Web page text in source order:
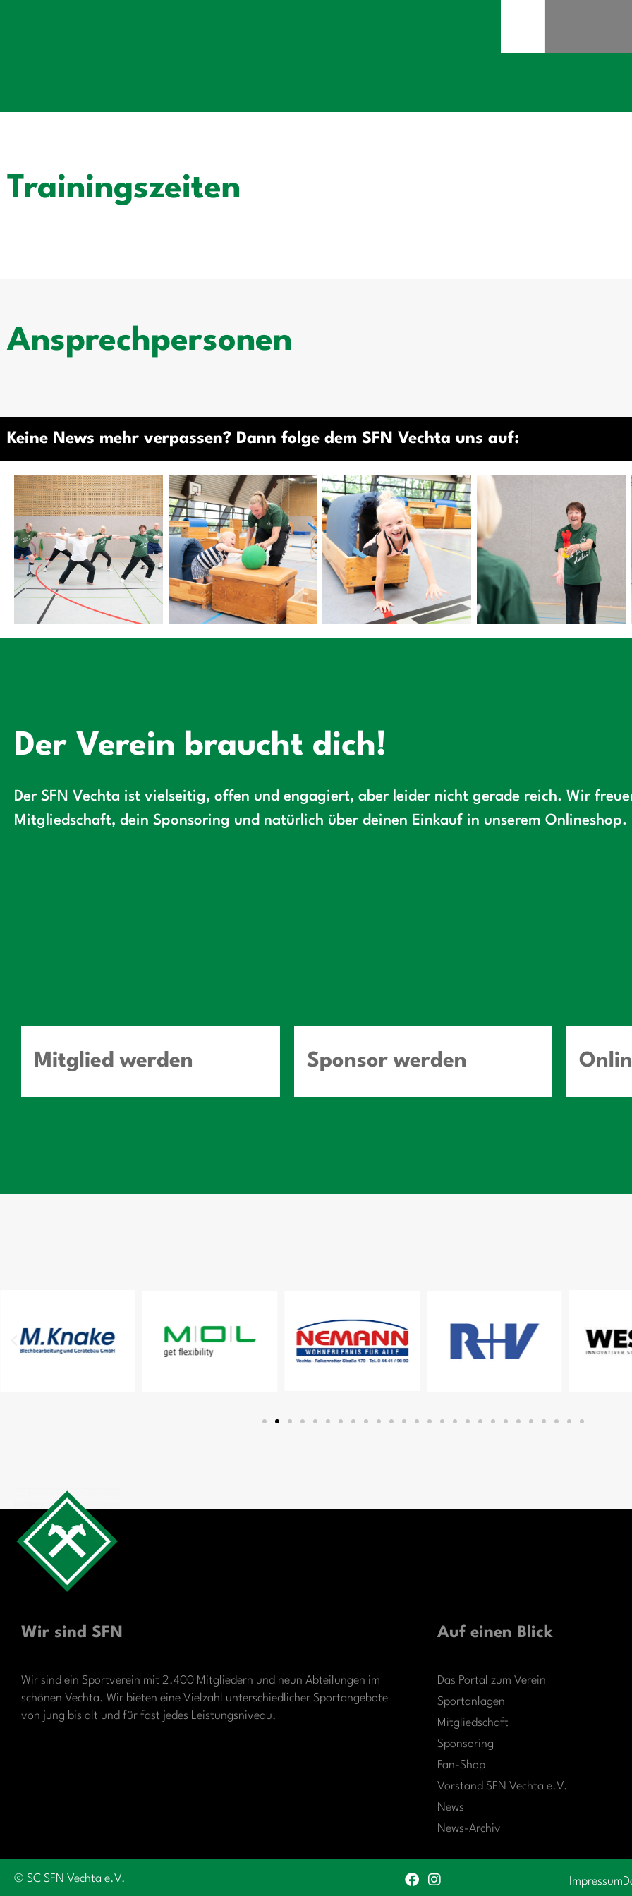
Trainingszeiten
Ansprechpersonen
Keine News mehr verpassen? Dann folge dem SFN Vechta uns auf:
Der Verein braucht dich!
Der SFN Vechta ist vielseitig, offen und engagiert, aber leider nicht gerade reich. Wir
Mitgliedschaft, dein Sponsoring und natürlich über deinen Einkauf in unserem Onlineshop.
Mitglied werden Sponsor werden
Wir sind SFN
Wir sind ein Sportverein mit 2.400 Mitgliedern und neun Abteilungen im
schönen Vechta. Wir bieten eine Vielzahl unterschiedlicher Sportangebote
von jung bis alt und für fast jedes Leistungsniveau.
Auf einen Blick
Das Portal zum Verein
Sportanlagen
Mitgliedschaft
Sponsoring
Fan-Shop
Vorstand SFN Vechta e.V.
News
News-Archiv
© SC SFN Vechta e.V. Impressum